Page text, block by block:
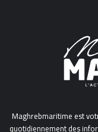
Maghrebmaritime est
quotidiennement des